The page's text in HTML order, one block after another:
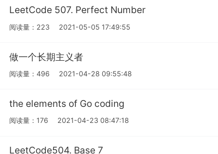
LeetCode 507. Perfect Number
阅读量：223 2021-05-05 17:49:55
做一个长期主义者
阅读量：496 2021-04-28 09:55:48
the elements of Go coding
阅读量：176 2021-04-23 08:47:18
LeetCode504. Base 7